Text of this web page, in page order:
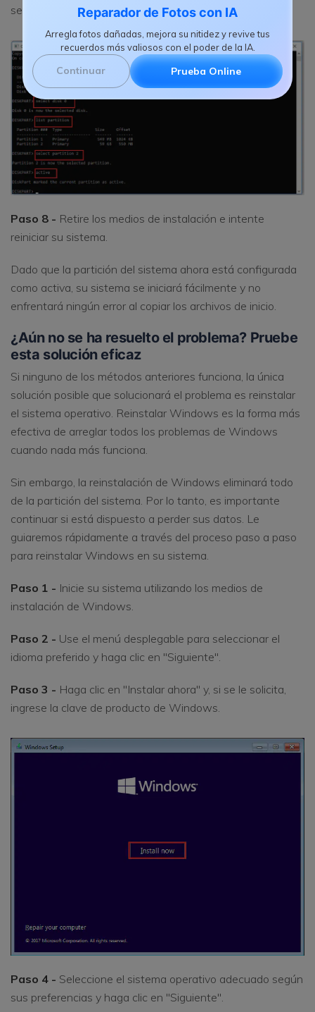
Reparador de Fotos con IA
Arregla fotos dañadas, mejora su nitidez y revive tus
recuerdos más valiosos con el poder de la IA.
Continuar Prueba Online
seleccionada como activa.
Paso 8 - Retire los medios de instalación e intente
reiniciar su sistema.
Dado que la partición del sistema ahora está configurada
como activa, su sistema se iniciará fácilmente y no
enfrentará ningún error al copiar los archivos de inicio.
¿Aún no se ha resuelto el problema? Pruebe
esta solución eficaz
Si ninguno de los métodos anteriores funciona, la única
solución posible que solucionará el problema es reinstalar
el sistema operativo. Reinstalar Windows es la forma más
efectiva de arreglar todos los problemas de Windows
cuando nada más funciona.
Sin embargo, la reinstalación de Windows eliminará todo
de la partición del sistema. Por lo tanto, es importante
continuar si está dispuesto a perder sus datos. Le
guiaremos rápidamente a través del proceso paso a paso
para reinstalar Windows en su sistema.
Paso 1 - Inicie su sistema utilizando los medios de
instalación de Windows.
Paso 2 - Use el menú desplegable para seleccionar el
idioma preferido y haga clic en "Siguiente".
Paso 3 - Haga clic en "Instalar ahora" y, si se le solicita,
ingrese la clave de producto de Windows.
Paso 4 - Seleccione el sistema operativo adecuado según
sus preferencias y haga clic en "Siguiente".